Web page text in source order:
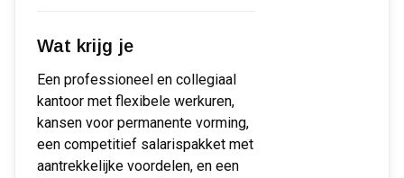
Wat krijg je
Een professioneel en collegiaal
kantoor met flexibele werkuren,
kansen voor permanente vorming,
een competitief salarispakket met
aantrekkelijke voordelen, en een